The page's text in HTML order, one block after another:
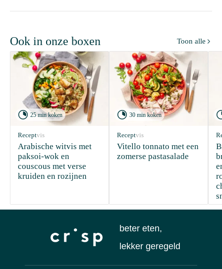
Ook in onze boxen Toon alle 
 25 min koken
Receptvis
Arabische witvis met
paksoi-wok en
couscous met verse
kruiden en rozijnen
 30 min koken
Receptvis
Vitello tonnato met een
zomerse pastasalade
beter eten,
lekker geregeld